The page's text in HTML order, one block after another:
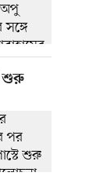
শুরু